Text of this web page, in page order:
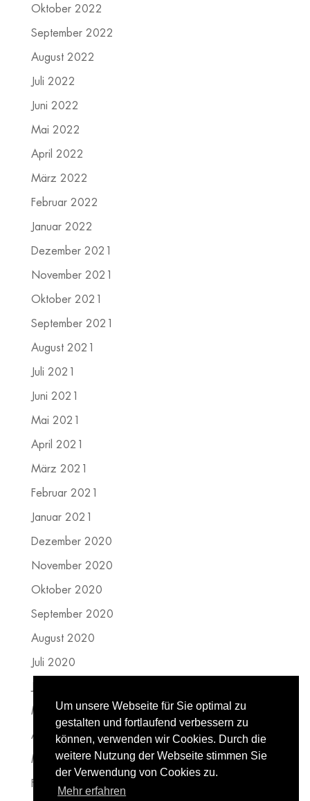
Oktober 2022
September 2022
August 2022
Juli 2022
Juni 2022
Mai 2022
April 2022
März 2022
Februar 2022
Januar 2022
Dezember 2021
November 2021
Oktober 2021
September 2021
August 2021
Juli 2021
Juni 2021
Mai 2021
April 2021
März 2021
Februar 2021
Januar 2021
Dezember 2020
November 2020
Oktober 2020
September 2020
August 2020
Juli 2020
Mai 2020
April 2020
März 2020
Februar 2020
Um unsere Webseite für Sie optimal zu
gestalten und fortlaufend verbessern zu
können, verwenden wir Cookies. Durch die
weitere Nutzung der Webseite stimmen Sie
der Verwendung von Cookies zu.
Mehr erfahren